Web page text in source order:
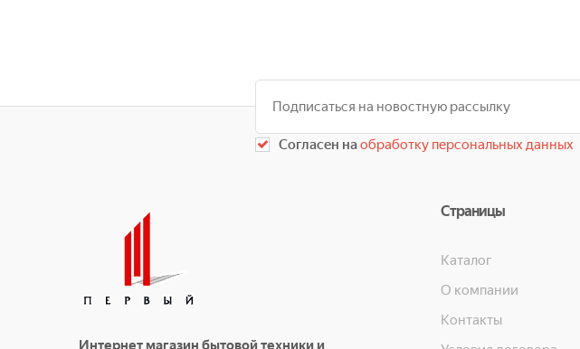
Согласен наобработку персональных данных
Интернет магазин бытовой техники и
Страницы
Каталог
О компании
Контакты